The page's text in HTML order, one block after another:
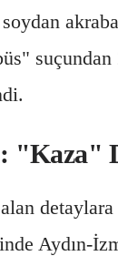
suçundan
"Kaza"
Aydın-